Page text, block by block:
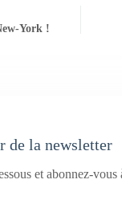
York !
de la newsletter
et abonnez-